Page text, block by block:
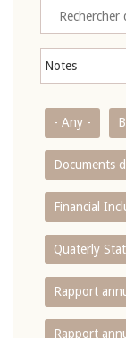
- Any -
Documents
Financial
Quaterly
Rapport
Rapport